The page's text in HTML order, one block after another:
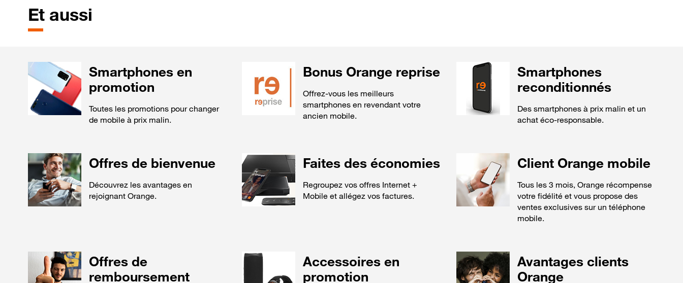
Et aussi
Smartphones en
promotion
Toutes les promotions pour changer
de mobile à prix malin.
Bonus Orange reprise
Offrez-vous les meilleurs
smartphones en revendant votre
ancien mobile.
Smartphones
reconditionnés
Des smartphones à prix malin et un
achat éco-responsable.
Offres de bienvenue
Découvrez les avantages en
rejoignant Orange.
Faites des économies
Regroupez vos offres Internet +
Mobile et allégez vos factures.
Client Orange mobile
Tous les 3 mois, Orange récompense
votre fidélité et vous propose des
ventes exclusives sur un téléphone
mobile.
Offres de
remboursement
Accessoires en
promotion
Avantages clients
Orange